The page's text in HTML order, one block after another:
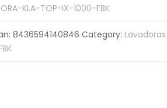
KLA-TOP-IX-1000-FBK
8436594140846 Category: Lavadoras